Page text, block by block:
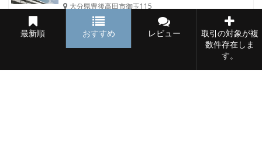
最新順 おすすめ レビュー
取引の対象が複
数件存在しま
す。
大分県豊後高田市御玉115
51.2 ㎡ 2 寝室数 0 バスルーム
47,000円